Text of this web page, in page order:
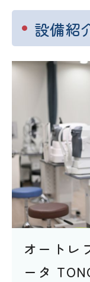
設備紹
オートレ
ータ